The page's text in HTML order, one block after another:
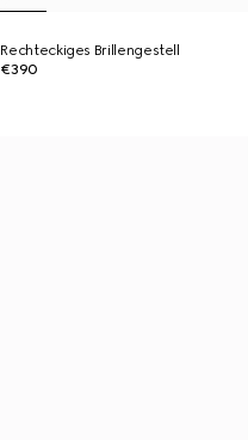
Rechteckiges Brillengestell
€390